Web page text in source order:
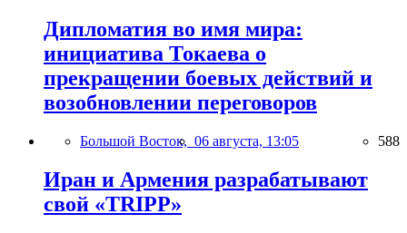
Дипломатия во имя мира:
инициатива Токаева о
прекращении боевых действий и
возобновлении переговоров
Большой Восток, 06 августа, 13:05 588
Иран и Армения разрабатывают
свой «TRIPP»